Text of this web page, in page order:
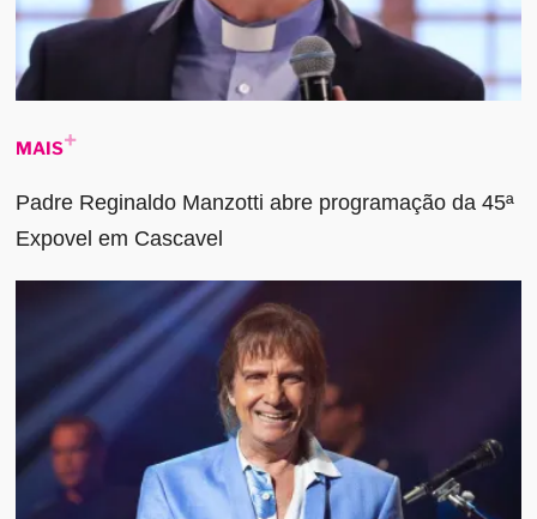
MAIS
Padre Reginaldo Manzotti abre programação da 45ª
Expovel em Cascavel